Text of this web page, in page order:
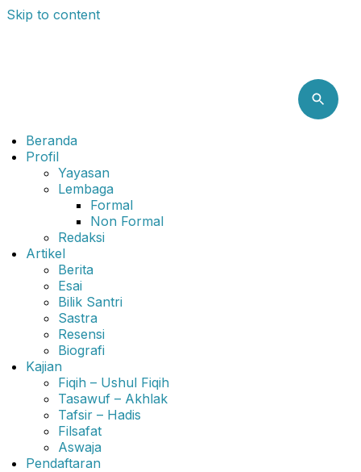
Skip to content
Beranda
Profil
Yayasan
Lembaga
Formal
Non Formal
Redaksi
Artikel
Berita
Esai
Bilik Santri
Sastra
Resensi
Biografi
Kajian
Fiqih – Ushul Fiqih
Tasawuf – Akhlak
Tafsir – Hadis
Filsafat
Aswaja
Pendaftaran